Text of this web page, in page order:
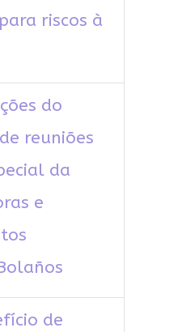
riscos à
do
reuniões
da
e
de